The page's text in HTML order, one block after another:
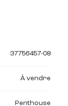
37756457-08
À vendre
Penthouse